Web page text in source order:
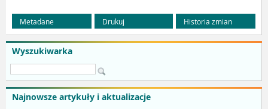
Wyszukiwarka
Najnowsze artykuły i aktualizacje
Metadane Drukuj Historia zmian